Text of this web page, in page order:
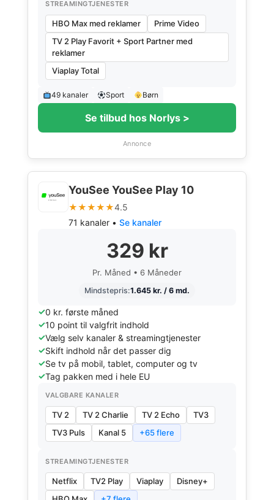
STREAMINGTJENESTER
HBO Max med reklamer
Prime Video
TV 2 Play Favorit + Sport Partner med
reklamer
Viaplay Total
49 kanaler Sport Børn
Se tilbud hos Norlys >
Annonce
YouSee YouSee Play 10
★★★★★4.5
71 kanaler • Se kanaler
329 kr
Pr. Måned • 6 Måneder
Mindstepris:1.645 kr. / 6 md.
0 kr. første måned
10 point til valgfrit indhold
Vælg selv kanaler & streamingtjenester
Skift indhold når det passer dig
Se tv på mobil, tablet, computer og tv
Tag pakken med i hele EU
VALGBARE KANALER
TV 2 TV 2 Charlie TV 2 Echo
TV3
TV3 Puls
Kanal 5 +65 flere
STREAMINGTJENESTER
Netflix TV2 Play Viaplay
Disney+